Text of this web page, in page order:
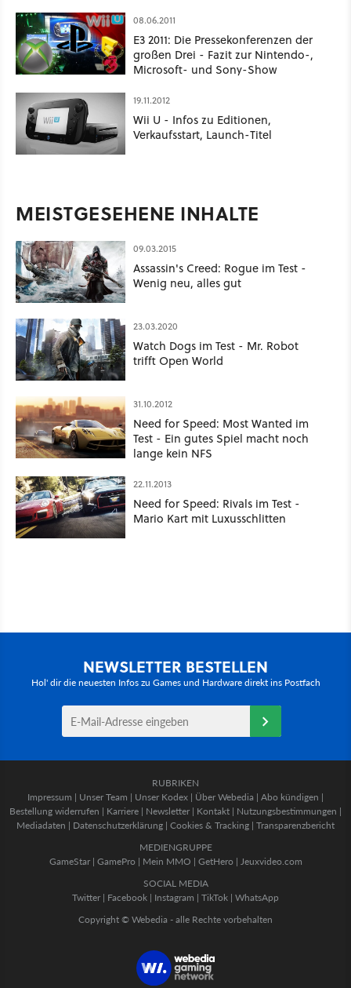
08.06.2011
E3 2011: Die Pressekonferenzen der
großen Drei - Fazit zur Nintendo-,
Microsoft- und Sony-Show
19.11.2012
Wii U - Infos zu Editionen,
Verkaufsstart, Launch-Titel
MEISTGESEHENE INHALTE
09.03.2015
Assassin's Creed: Rogue im Test -
Wenig neu, alles gut
23.03.2020
Watch Dogs im Test - Mr. Robot
trifft Open World
31.10.2012
Need for Speed: Most Wanted im
Test - Ein gutes Spiel macht noch
lange kein NFS
22.11.2013
Need for Speed: Rivals im Test -
Mario Kart mit Luxusschlitten
NEWSLETTER BESTELLEN
Hol' dir die neuesten Infos zu Games und Hardware direkt ins Postfach
RUBRIKEN
Impressum | Unser Team | Unser Kodex | Über Webedia | Abo kündigen |
Bestellung widerrufen | Karriere | Newsletter | Kontakt | Nutzungsbestimmungen |
Mediadaten | Datenschutzerklärung | Cookies & Tracking | Transparenzbericht
MEDIENGRUPPE
GameStar| GamePro | Mein MMO | GetHero | Jeuxvideo.com
SOCIAL MEDIA
Twitter | Facebook | Instagram | TikTok | WhatsApp
Copyright © Webedia - alle Rechte vorbehalten